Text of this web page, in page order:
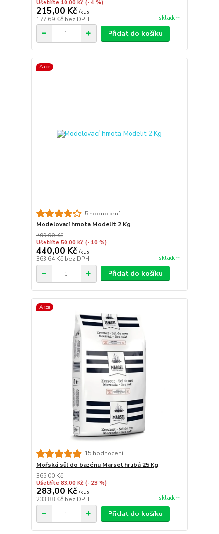
Ušetříte 10,00 Kč (- 4 %)
215,00 Kč /kus
177,69 Kč bez DPH skladem
Přidat do košíku
Akce
5 hodnocení
Modelovací hmota Modelit 2 Kg
490,00 Kč
Ušetříte 50,00 Kč (- 10 %)
440,00 Kč /kus
363,64 Kč bez DPH skladem
Přidat do košíku
Akce
15 hodnocení
Mořská sůl do bazénu Marsel hrubá 25 Kg
366,00 Kč
Ušetříte 83,00 Kč (- 23 %)
283,00 Kč /kus
233,88 Kč bez DPH skladem
Přidat do košíku